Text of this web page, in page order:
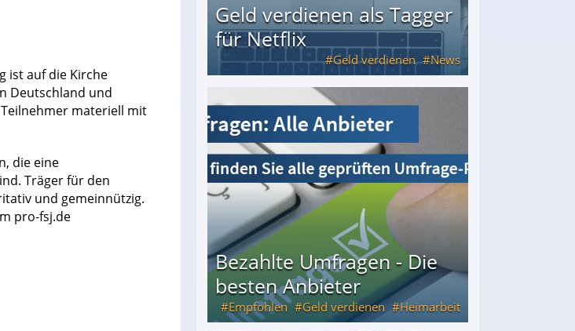
ist auf die Kirche
Deutschland und
materiell mit
die eine
Träger für den
und gemeinnützig.
pro-fsj.de
Geld verdienen als Tagger
für Netflix
Geld verdienen News
als Tagger für Netflix
Bezahlte Umfragen - Die
besten Anbieter
Empfohlen Geld verdienen Heimarbeit